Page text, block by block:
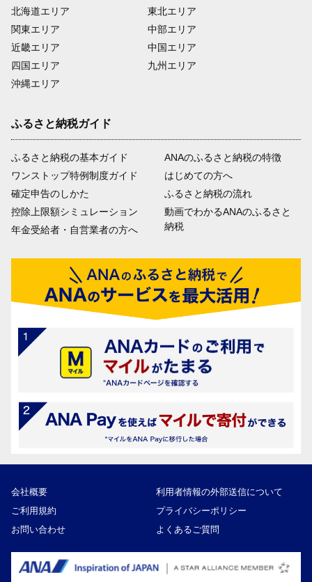
北海道エリア
関東エリア
近畿エリア
四国エリア
沖縄エリア
東北エリア
中部エリア
中国エリア
九州エリア
ふるさと納税ガイド
ふるさと納税の基本ガイド
ワンストップ特例制度ガイド
確定申告のしかた
控除上限額シミュレーション
年金受給者・自営業者の方へ
ANAのふるさと納税の特徴
はじめての方へ
ふるさと納税の流れ
動画でわかるANAのふるさと
納税
会社概要
利用者情報の外部送信について
ご利用規約
プライバシーポリシー
お問い合わせ
よくあるご質問